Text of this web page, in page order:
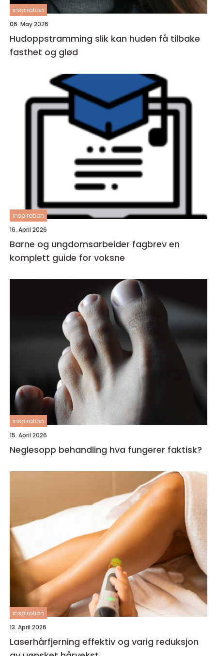
inspiration
06. May 2026
Hudoppstramming slik kan huden få tilbake
fasthet og glød
inspiration
16. April 2026
Barne og ungdomsarbeider fagbrev en
komplett guide for voksne
inspiration
15. April 2026
Neglesopp behandling hva fungerer faktisk?
inspiration
13. April 2026
Laserhårfjerning effektiv og varig reduksjon